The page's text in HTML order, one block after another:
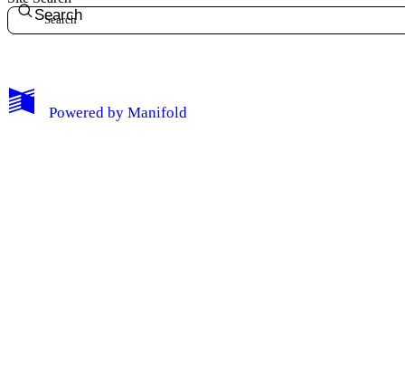
Search
Powered by Manifold